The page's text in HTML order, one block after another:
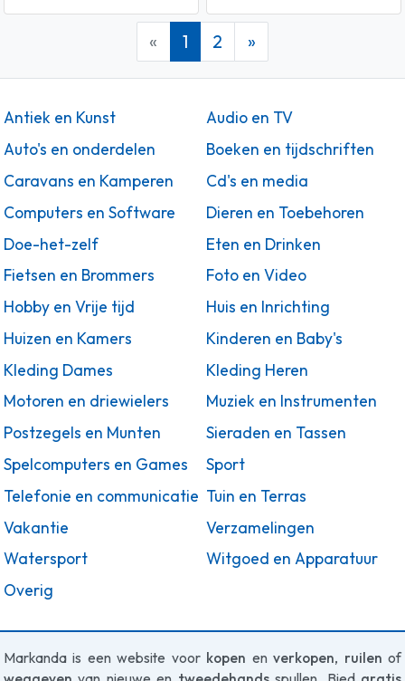
« 1 2 »
Antiek en Kunst
Audio en TV
Auto's en onderdelen
Boeken en tijdschriften
Caravans en Kamperen
Cd's en media
Computers en Software
Dieren en Toebehoren
Doe-het-zelf
Eten en Drinken
Fietsen en Brommers
Foto en Video
Hobby en Vrije tijd
Huis en Inrichting
Huizen en Kamers
Kinderen en Baby's
Kleding Dames
Kleding Heren
Motoren en driewielers
Muziek en Instrumenten
Postzegels en Munten
Sieraden en Tassen
Spelcomputers en Games
Sport
Telefonie en communicatie Tuin en Terras
Vakantie
Verzamelingen
Watersport
Witgoed en Apparatuur
Overig
Markanda is een website voor kopen enverkopen, ruilen of